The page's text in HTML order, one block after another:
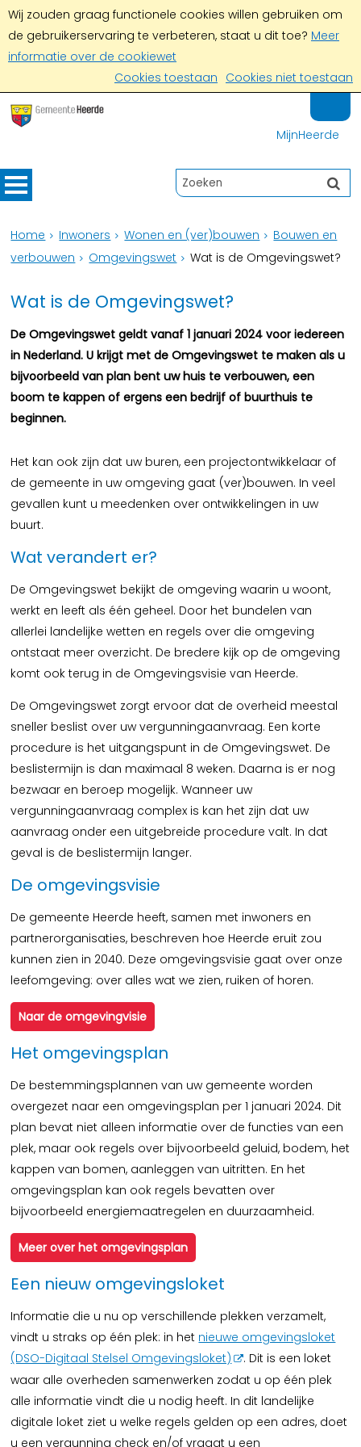
Wij zouden graag functionele cookies willen gebruiken om
de gebruikerservaring te verbeteren, staat u dit toe? Meer
informatie over de cookiewet
Cookies toestaan Cookies niet toestaan
MijnHeerde
Home Inwoners Wonen en (ver)bouwen
Bouwen en
verbouwen
Omgevingswet Wat is de Omgevingswet?
Wat is de Omgevingswet?
De Omgevingswet geldt vanaf 1 januari 2024 voor iedereen
in Nederland. U krijgt met de Omgevingswet te maken als u
bijvoorbeeld van plan bent uw huis te verbouwen, een
boom te kappen of ergens een bedrijf of buurthuis te
beginnen.
Het kan ook zijn dat uw buren, een projectontwikkelaar of
de gemeente in uw omgeving gaat (ver)bouwen. In veel
gevallen kunt u meedenken over ontwikkelingen in uw
buurt.
Wat verandert er?
De Omgevingswet bekijkt de omgeving waarin u woont,
werkt en leeft als één geheel. Door het bundelen van
allerlei landelijke wetten en regels over die omgeving
ontstaat meer overzicht. De bredere kijk op de omgeving
komt ook terug in de Omgevingsvisie van Heerde.
De Omgevingswet zorgt ervoor dat de overheid meestal
sneller beslist over uw vergunningaanvraag. Een korte
procedure is het uitgangspunt in de Omgevingswet. De
beslistermijn is dan maximaal 8 weken. Daarna is er nog
bezwaar en beroep mogelijk. Wanneer uw
vergunningaanvraag complex is kan het zijn dat uw
aanvraag onder een uitgebreide procedure valt. In dat
geval is de beslistermijn langer.
De omgevingsvisie
De gemeente Heerde heeft, samen met inwoners en
partnerorganisaties, beschreven hoe Heerde eruit zou
kunnen zien in 2040. Deze omgevingsvisie gaat over onze
leefomgeving: over alles wat we zien, ruiken of horen.
Naar de omgevingvisie
Het omgevingsplan
De bestemmingsplannen van uw gemeente worden
overgezet naar een omgevingsplan per 1 januari 2024. Dit
plan bevat niet alleen informatie over de functies van een
plek, maar ook regels over bijvoorbeeld geluid, bodem, het
kappen van bomen, aanleggen van uitritten. En het
omgevingsplan kan ook regels bevatten over
bijvoorbeeld energiemaatregelen en duurzaamheid.
Meer over het omgevingsplan
Een nieuw omgevingsloket
Informatie die u nu op verschillende plekken verzamelt,
vindt u straks op één plek: in het nieuwe omgevingsloket
(DSO-Digitaal Stelsel Omgevingsloket)
. Dit is een loket
waar alle overheden samenwerken zodat u op één plek
alle informatie vindt die u nodig heeft. In dit landelijke
digitale loket ziet u welke regels gelden op een adres, doet
u een vergunning check en/of vraagt u een